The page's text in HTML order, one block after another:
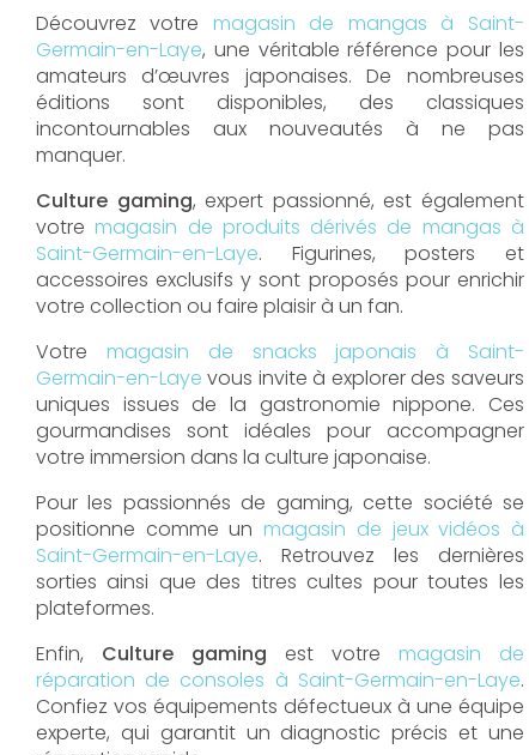
Découvrez votre magasin de mangas à Saint-
Germain-en-Laye, une véritable référence pour les
amateurs d’œuvres japonaises. De nombreuses
éditions sont disponibles, des classiques
incontournables aux nouveautés à ne pas
manquer.
Culture gaming, expert passionné, est également
votremagasin de produits dérivés de mangas à
Saint-Germain-en-Laye. Figurines, posters et
accessoires exclusifs y sont proposés pour enrichir
votre collection ou faire plaisir à un fan.
Votre magasin de snacks japonais à Saint-
Germain-en-Laye vous invite à explorer des saveurs
uniques issues de la gastronomie nippone. Ces
gourmandises sont idéales pour accompagner
votre immersion dans la culture japonaise.
Pour les passionnés de gaming, cette société se
positionne comme unmagasin de jeux vidéos à
Saint-Germain-en-Laye. Retrouvez les dernières
sorties ainsi que des titres cultes pour toutes les
plateformes.
Enfin, Culture gaming est votre magasin de
réparation de consoles à Saint-Germain-en-Laye.
Confiez vos équipements défectueux à une équipe
experte, qui garantit un diagnostic précis et une